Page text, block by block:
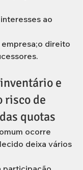
ao
direito
e
risco de
quotas
ocorre
deixa vários